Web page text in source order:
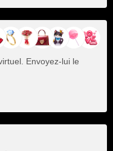
Envoyez-lui le